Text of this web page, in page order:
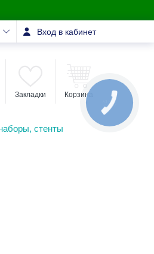
Вход в кабинет
Закладки Корзина
стенты
КНОПКА
ЗВ'ЯЗКУ